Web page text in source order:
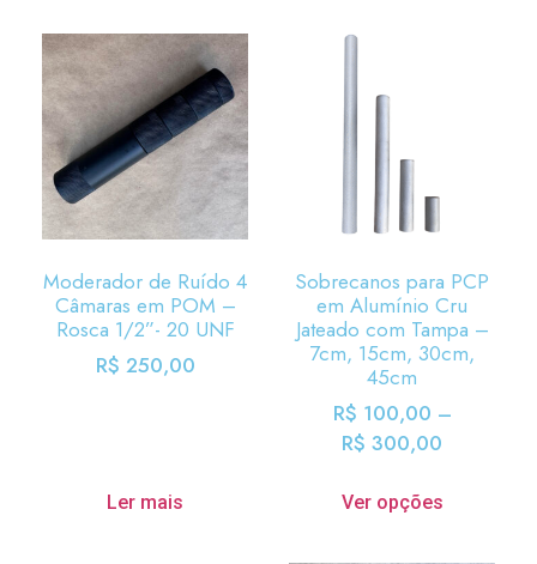
Moderador de Ruído 4
Câmaras em POM –
Rosca 1/2”- 20 UNF
R$ 250,00
Ler mais
Sobrecanos para PCP
em Alumínio Cru
Jateado com Tampa –
7cm, 15cm, 30cm,
45cm
R$ 100,00 –
R$ 300,00
Ver opções